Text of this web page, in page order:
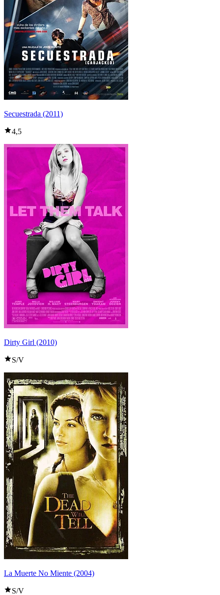
Secuestrada (2011)
4,5
Dirty Girl (2010)
S/V
La Muerte No Miente (2004)
S/V